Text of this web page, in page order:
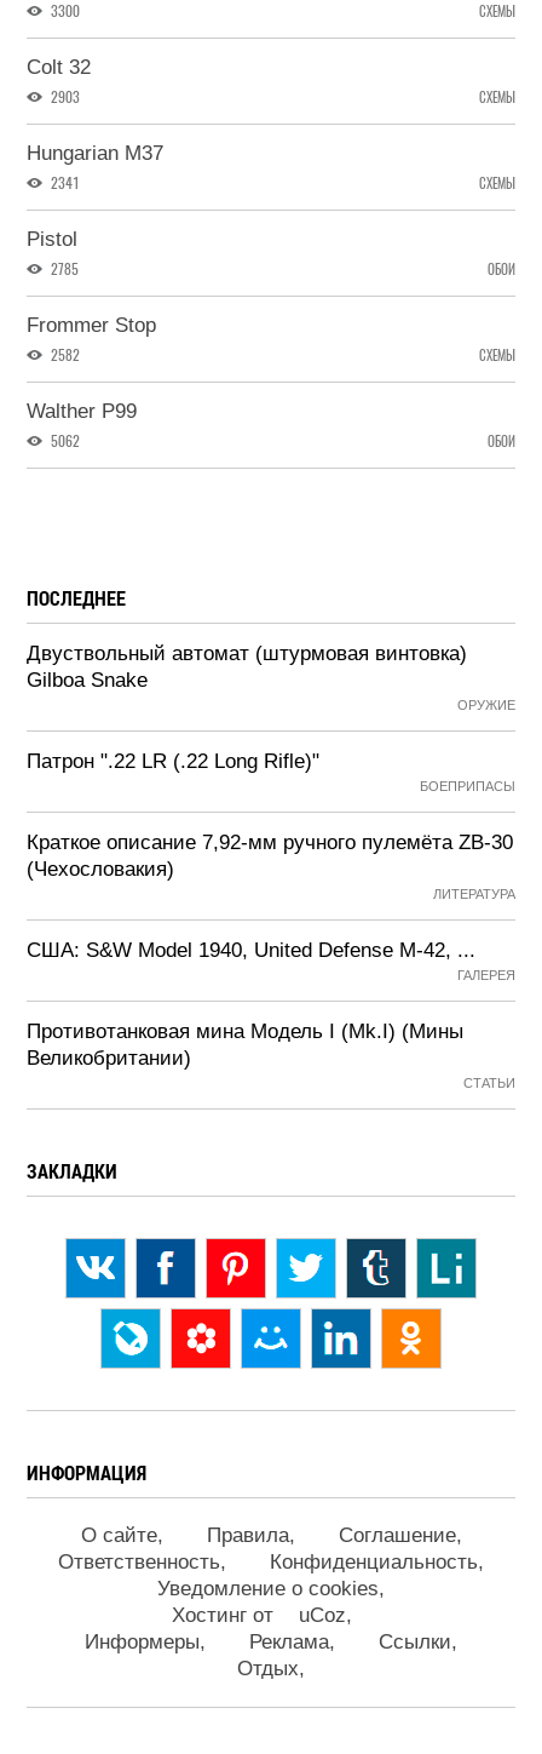
3300 СХЕМЫ
Colt 32
2903 СХЕМЫ
Hungarian M37
2341 СХЕМЫ
Pistol
2785 ОБОИ
Frommer Stop
2582 СХЕМЫ
Walther P99
5062 ОБОИ
ПОСЛЕДНЕЕ
Двуствольный автомат (штурмовая винтовка)
Gilboa Snake
ОРУЖИЕ
Патрон ".22 LR (.22 Long Rifle)"
БОЕПРИПАСЫ
Краткое описание 7,92-мм ручного пулемёта ZB-30
(Чехословакия)
ЛИТЕРАТУРА
США: S&W Model 1940, United Defense M-42, ...
ГАЛЕРЕЯ
Противотанковая мина Модель I (Mk.I) (Мины
Великобритании)
СТАТЬИ
ЗАКЛАДКИ
ИНФОРМАЦИЯ
О сайте Правила
Соглашение
Ответственность
Конфиденциальность
Уведомление о cookies
Хостинг от
uCoz
Информеры
Реклама
Ссылки
Отдых